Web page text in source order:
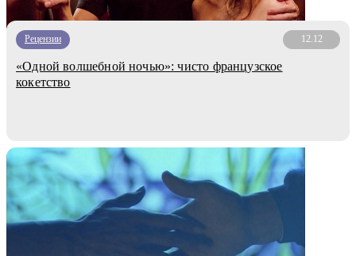
Рецензии 12.12
«Одной волшебной ночью»: чисто французское
кокетство